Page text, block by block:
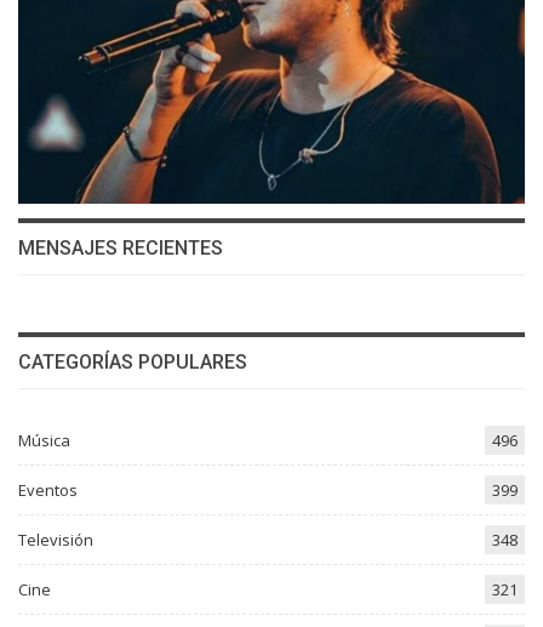
MENSAJES RECIENTES
CATEGORÍAS POPULARES
Música 496
Eventos 399
Televisión 348
Cine 321